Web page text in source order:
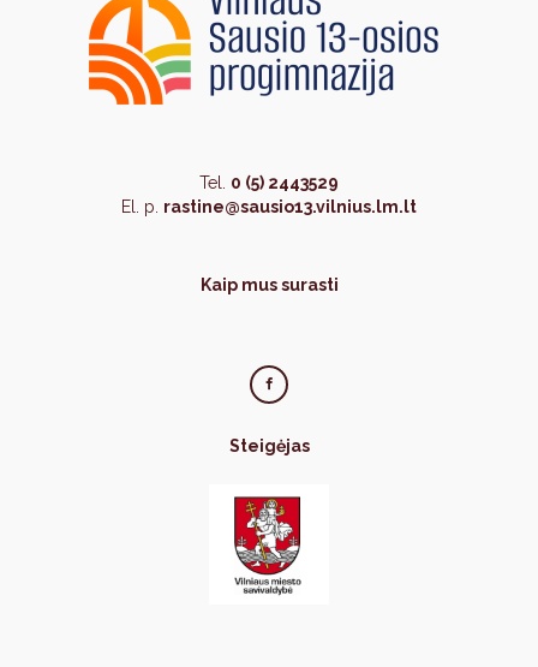
Tel. 0 (5) 2443529
El. p. rastine@sausio13.vilnius.lm.lt
Kaip mus surasti
Steigėjas